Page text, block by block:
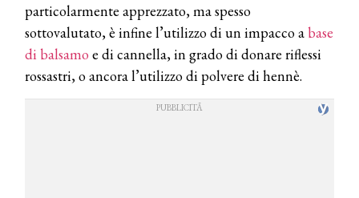
particolarmente apprezzato, ma spesso
sottovalutato, è infine l’utilizzo di un impacco abase
di balsamo e di cannella, in grado di donare riflessi
rossastri, o ancora l’utilizzo di polvere di hennè.